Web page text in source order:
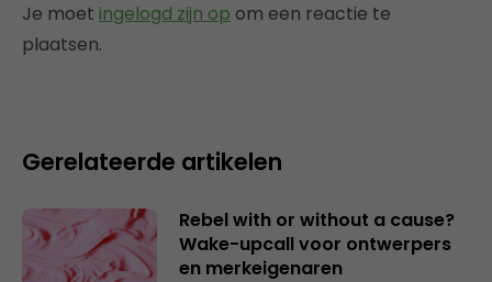
Je moet ingelogd zijn op om een reactie te
plaatsen.
Gerelateerde artikelen
Rebel with or without a cause?
Wake-upcall voor ontwerpers
en merkeigenaren